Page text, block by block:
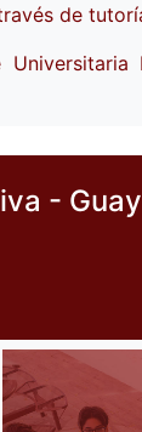
de
-